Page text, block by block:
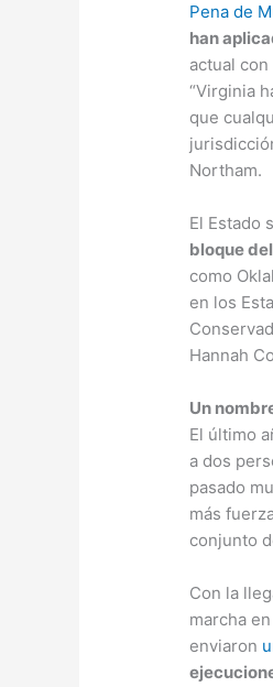
Pena de
han
actual
“Virginia
que
Northam.
El Estado
bloque
como
en los
Hannah
Un
El último
a dos
pasado
más
conjunto
Con la
marcha
enviaron